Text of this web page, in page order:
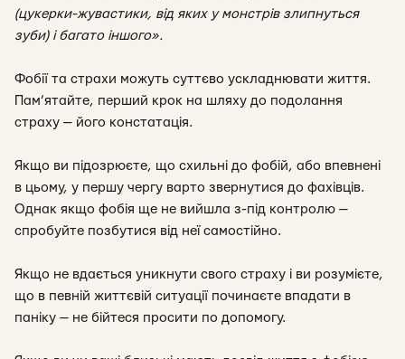
(цукерки-жувастики, від яких у монстрів злипнуться
зуби) і багато іншого».
Фобії та страхи можуть суттєво ускладнювати життя.
Пам’ятайте, перший крок на шляху до подолання
страху — його констатація.
Якщо ви підозрюєте, що схильні до фобій, або впевнені
в цьому, у першу чергу варто звернутися до фахівців.
Однак якщо фобія ще не вийшла з-під контролю —
спробуйте позбутися від неї самостійно.
Якщо не вдається уникнути свого страху і ви розумієте,
що в певній життєвій ситуації починаєте впадати в
паніку — не бійтеся просити по допомогу.